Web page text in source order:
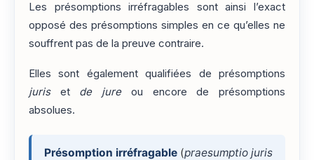
Les présomptions irréfragables sont ainsi l’exact
opposé des présomptions simples en ce qu’elles ne
souffrent pas de la preuve contraire.
Elles sont également qualifiées de présomptions
juriset de jureou encore de présomptions
absolues.
Présomption irréfragable (praesumptio juris